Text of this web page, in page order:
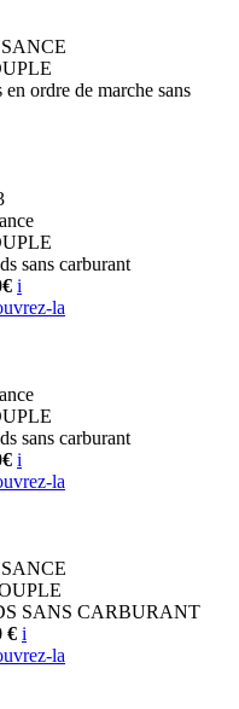
en ordre de marche sans
sans carburant
i
la
sans carburant
i
la
SANS CARBURANT
€ i
la